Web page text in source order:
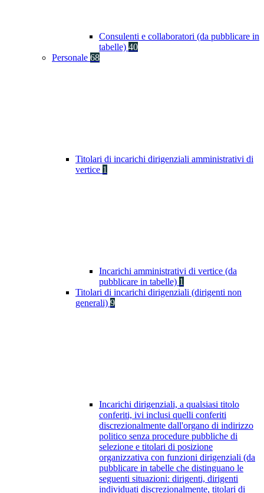
Consulenti e collaboratori (da pubblicare in
tabelle) 40
Personale 68
Titolari di incarichi dirigenziali amministrativi di
vertice 1
Incarichi amministrativi di vertice (da
pubblicare in tabelle) 1
Titolari di incarichi dirigenziali (dirigenti non
generali) 9
Incarichi dirigenziali, a qualsiasi titolo
conferiti, ivi inclusi quelli conferiti
discrezionalmente dall'organo di indirizzo
politico senza procedure pubbliche di
selezione e titolari di posizione
organizzativa con funzioni dirigenziali (da
pubblicare in tabelle che distinguano le
seguenti situazioni: dirigenti, dirigenti
individuati discrezionalmente, titolari di